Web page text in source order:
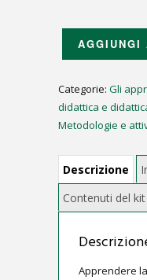
UN
CLICK
|
PER
INSEGNARE
MATEMATICA
QUANTITÀ
AGGIUNGI
Categorie: Gli
didattica e
Metodologie e
Apprendere